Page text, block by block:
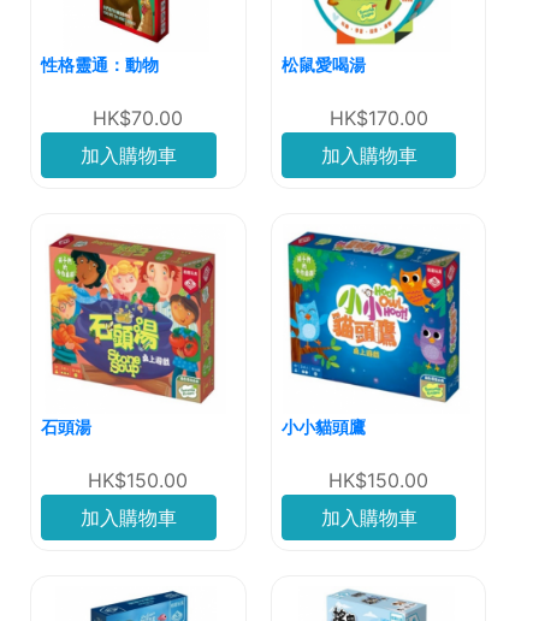
性格靈通：動物
HK$70.00
加入購物車
松鼠愛喝湯
HK$170.00
加入購物車
石頭湯
HK$150.00
加入購物車
小小貓頭鷹
HK$150.00
加入購物車